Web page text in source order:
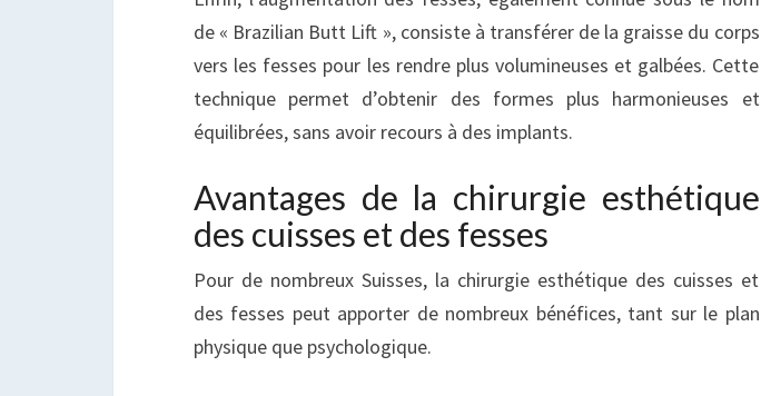
de « Brazilian Butt Lift », consiste à transférer de la graisse du corps
vers les fesses pour les rendre plus volumineuses et galbées. Cette
technique permet d’obtenir des formes plus harmonieuses et
équilibrées, sans avoir recours à des implants.
Avantages de la chirurgie esthétique
des cuisses et des fesses
Pour de nombreux Suisses, la chirurgie esthétique des cuisses et
des fesses peut apporter de nombreux bénéfices, tant sur le plan
physique que psychologique.